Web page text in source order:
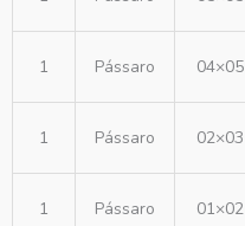
1 Pássaro 04×05
1 Pássaro 02×03
1 Pássaro 01×02